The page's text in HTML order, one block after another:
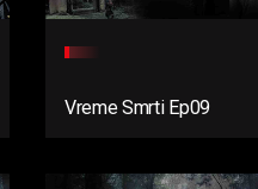
Vreme Smrti Ep09